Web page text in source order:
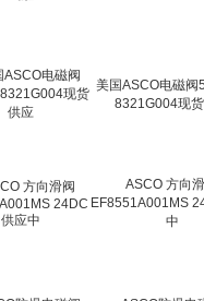
美国ASCO电磁阀
8321G004现
ASCO 方向
EF8551A001MS
中